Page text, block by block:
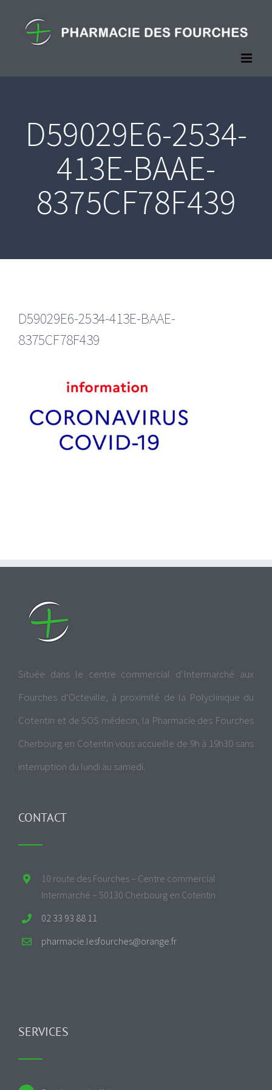
D59029E6-2534-
413E-BAAE-
8375CF78F439
D59029E6-2534-413E-BAAE-
8375CF78F439
Située dans le centre commercial d’Intermarché aux
Fourches d’Octeville, à proximité de la Polyclinique du
Cotentin et de SOS médecin, la Pharmacie des Fourches
Cherbourg en Cotentin vous accueille de 9h à 19h30 sans
interruption du lundi au samedi.
CONTACT
10 route des Fourches – Centre commercial
Intermarché – 50130 Cherbourg en Cotentin
02 33 93 88 11
pharmacie.lesfourches@orange.fr
SERVICES